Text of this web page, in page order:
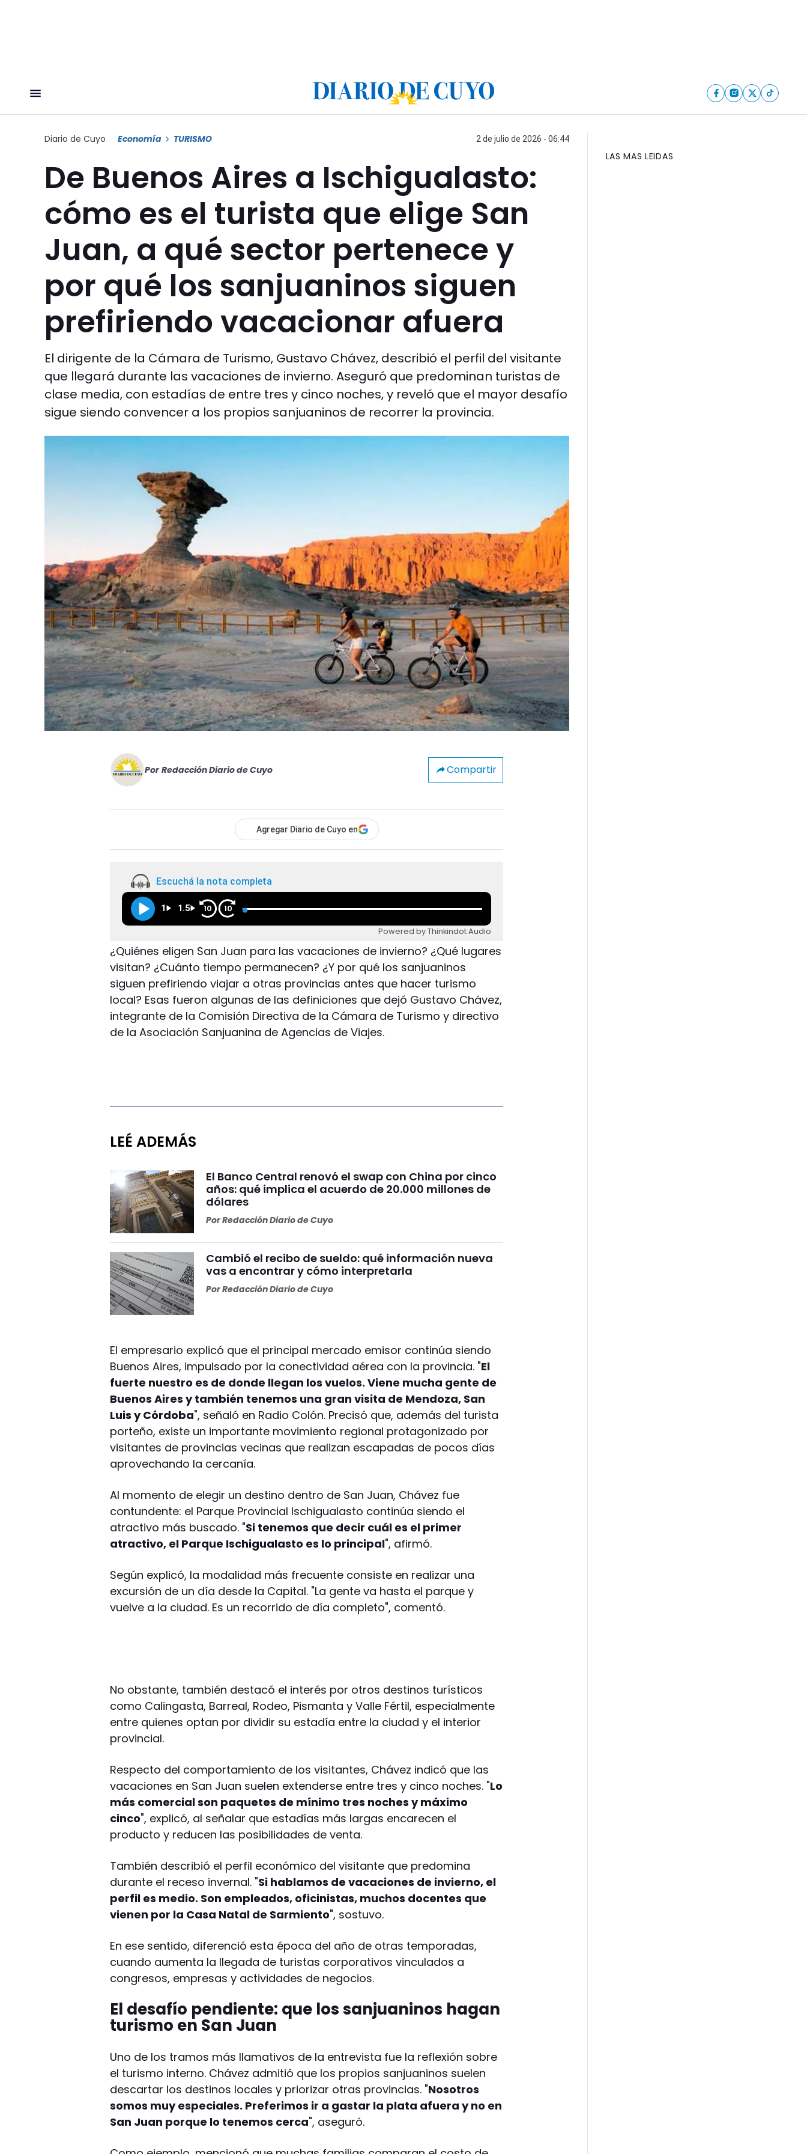
Diario de Cuyo Economía TURISMO 2 de julio de 2026 - 06:44
De Buenos Aires a Ischigualasto:
cómo es el turista que elige San
Juan, a qué sector pertenece y
por qué los sanjuaninos siguen
prefiriendo vacacionar afuera
El dirigente de la Cámara de Turismo, Gustavo Chávez, describió el perfil del visitante
que llegará durante las vacaciones de invierno. Aseguró que predominan turistas de
clase media, con estadías de entre tres y cinco noches, y reveló que el mayor desafío
sigue siendo convencer a los propios sanjuaninos de recorrer la provincia.
Por Redacción Diario de Cuyo Compartir
Agregar Diario de Cuyo en
Escuchá la nota completa
1 1.5 10 10
Powered by Thinkindot Audio
¿Quiénes eligen San Juan para las vacaciones de invierno? ¿Qué lugares
visitan? ¿Cuánto tiempo permanecen? ¿Y por qué los sanjuaninos
siguen prefiriendo viajar a otras provincias antes que hacer turismo
local? Esas fueron algunas de las definiciones que dejó Gustavo Chávez,
integrante de la Comisión Directiva de la Cámara de Turismo y directivo
de la Asociación Sanjuanina de Agencias de Viajes.
LEÉ ADEMÁS
El Banco Central renovó el swap con China por cinco
años: qué implica el acuerdo de 20.000 millones de
dólares
PorRedacción Diario de Cuyo
Cambió el recibo de sueldo: qué información nueva
vas a encontrar y cómo interpretarla
PorRedacción Diario de Cuyo
El empresario explicó que el principal mercado emisor continúa siendo
Buenos Aires, impulsado por la conectividad aérea con la provincia. "El
fuerte nuestro es de donde llegan los vuelos. Viene mucha gente de
Buenos Aires y también tenemos una gran visita de Mendoza, San
Luis y Córdoba", señaló en Radio Colón. Precisó que, además del turista
porteño, existe un importante movimiento regional protagonizado por
visitantes de provincias vecinas que realizan escapadas de pocos días
aprovechando la cercanía.
Al momento de elegir un destino dentro de San Juan, Chávez fue
contundente: el Parque Provincial Ischigualasto continúa siendo el
atractivo más buscado. "Si tenemos que decir cuál es el primer
atractivo, el Parque Ischigualasto es lo principal", afirmó.
Según explicó, la modalidad más frecuente consiste en realizar una
excursión de un día desde la Capital. "La gente va hasta el parque y
vuelve a la ciudad. Es un recorrido de día completo", comentó.
No obstante, también destacó el interés por otros destinos turísticos
como Calingasta, Barreal, Rodeo, Pismanta y Valle Fértil, especialmente
entre quienes optan por dividir su estadía entre la ciudad y el interior
provincial.
Respecto del comportamiento de los visitantes, Chávez indicó que las
vacaciones en San Juan suelen extenderse entre tres y cinco noches. "Lo
más comercial son paquetes de mínimo tres noches y máximo
cinco", explicó, al señalar que estadías más largas encarecen el
producto y reducen las posibilidades de venta.
También describió el perfil económico del visitante que predomina
durante el receso invernal. "Si hablamos de vacaciones de invierno, el
perfil es medio. Son empleados, oficinistas, muchos docentes que
vienen por la Casa Natal de Sarmiento", sostuvo.
En ese sentido, diferenció esta época del año de otras temporadas,
cuando aumenta la llegada de turistas corporativos vinculados a
congresos, empresas y actividades de negocios.
El desafío pendiente: que los sanjuaninos hagan
turismo en San Juan
Uno de los tramos más llamativos de la entrevista fue la reflexión sobre
el turismo interno. Chávez admitió que los propios sanjuaninos suelen
descartar los destinos locales y priorizar otras provincias. "Nosotros
somos muy especiales. Preferimos ir a gastar la plata afuera y no en
San Juan porque lo tenemos cerca", aseguró.
LAS MAS LEIDAS